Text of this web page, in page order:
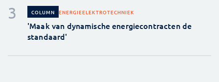
COLUMN ENERGIEELEKTROTECHNIEK
'Maak van dynamische energiecontracten de
standaard'